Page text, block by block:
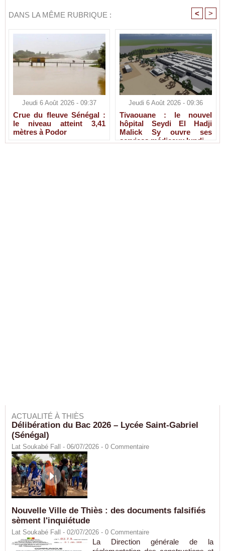
DANS LA MÊME RUBRIQUE : < >
Jeudi 6 Août 2026 - 09:37
Crue du fleuve Sénégal :
le niveau atteint 3,41
mètres à Podor
Jeudi 6 Août 2026 - 09:36
Tivaouane : le nouvel
hôpital Seydi El Hadji
Malick Sy ouvre ses
services médicaux lundi
ACTUALITÉ À THIÈS
Délibération du Bac 2026 – Lycée Saint-Gabriel
(Sénégal)
Lat Soukabé Fall - 06/07/2026 - 0 Commentaire
Nouvelle Ville de Thiès : des documents falsifiés
sèment l'inquiétude
Lat Soukabé Fall - 02/07/2026 - 0 Commentaire
La Direction générale de la